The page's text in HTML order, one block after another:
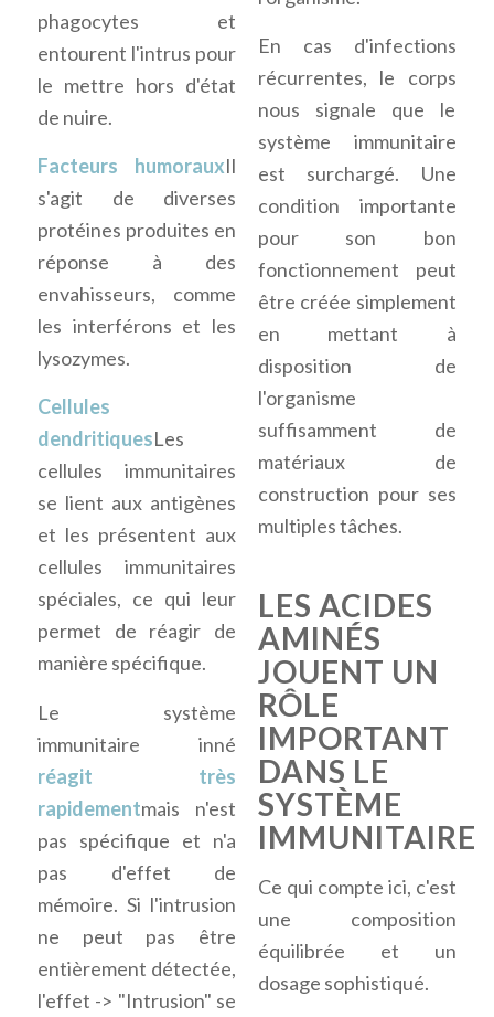
phagocytes et
entourent l'intrus pour
le mettre hors d'état
de nuire.
Facteurs humorauxIl
s'agit de diverses
protéines produites en
réponse à des
envahisseurs, comme
les interférons et les
lysozymes.
Cellules
dendritiquesLes
cellules immunitaires
se lient aux antigènes
et les présentent aux
cellules immunitaires
spéciales, ce qui leur
permet de réagir de
manière spécifique.
Le système
immunitaire inné
réagit très
rapidementmais n'est
pas spécifique et n'a
pas d'effet de
mémoire. Si l'intrusion
ne peut pas être
entièrement détectée,
l'effet -> "Intrusion" se
En cas d'infections
récurrentes, le corps
nous signale que le
système immunitaire
est surchargé. Une
condition importante
pour son bon
fonctionnement peut
être créée simplement
en mettant à
disposition de
l'organisme
suffisamment de
matériaux de
construction pour ses
multiples tâches.
LES ACIDES
AMINÉS
JOUENT UN
RÔLE
IMPORTANT
DANS LE
SYSTÈME
IMMUNITAIRE
Ce qui compte ici, c'est
une composition
équilibrée et un
dosage sophistiqué.